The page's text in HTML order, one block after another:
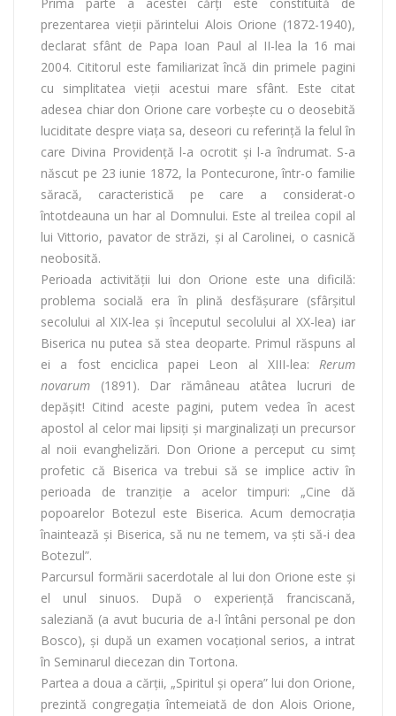
prezentarea vieții părintelui Alois Orione (1872-1940),
declarat sfânt de Papa Ioan Paul al II-lea la 16 mai
2004. Cititorul este familiarizat încă din primele pagini
cu simplitatea vieții acestui mare sfânt. Este citat
adesea chiar don Orione care vorbește cu o deosebită
luciditate despre viața sa, deseori cu referință la felul în
care Divina Providență l-a ocrotit și l-a îndrumat. S-a
născut pe 23 iunie 1872, la Pontecurone, într-o familie
săracă, caracteristică pe care a considerat-o
întotdeauna un har al Domnului. Este al treilea copil al
lui Vittorio, pavator de străzi, și al Carolinei, o casnică
neobosită.
Perioada activității lui don Orione este una dificilă:
problema socială era în plină desfășurare (sfârșitul
secolului al XIX-lea și începutul secolului al XX-lea) iar
Biserica nu putea să stea deoparte. Primul răspuns al
ei a fost enciclica papei Leon al XIII-lea: Rerum
novarum (1891). Dar rămâneau atâtea lucruri de
depășit! Citind aceste pagini, putem vedea în acest
apostol al celor mai lipsiți și marginalizați un precursor
al noii evanghelizări. Don Orione a perceput cu simț
profetic că Biserica va trebui să se implice activ în
perioada de tranziție a acelor timpuri: „Cine dă
popoarelor Botezul este Biserica. Acum democrația
înaintează și Biserica, să nu ne temem, va ști să-i dea
Botezul”.
Parcursul formării sacerdotale al lui don Orione este și
el unul sinuos. După o experiență franciscană,
saleziană (a avut bucuria de a-l întâni personal pe don
Bosco), și după un examen vocațional serios, a intrat
în Seminarul diecezan din Tortona.
Partea a doua a cărții, „Spiritul și opera” lui don Orione,
prezintă congregația întemeiată de don Alois Orione,